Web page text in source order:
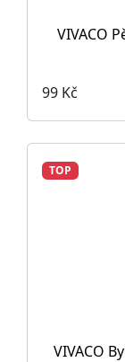
VIVACO
99 Kč
TOP
VIVACO